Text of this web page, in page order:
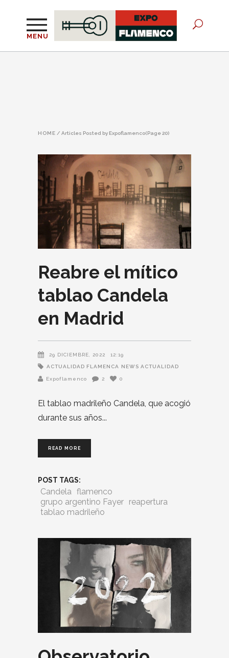
MENU
HOME / Articles Posted by Expoflamenco(Page 20)
Reabre el mítico
tablao Candela
en Madrid
29 DICIEMBRE, 2022 12:19
ACTUALIDAD FLAMENCA NEWS ACTUALIDAD
Expoflamenco 2 0
El tablao madrileño Candela, que acogió
durante sus años
READ MORE
POST TAGS:
Candela flamenco
grupo argentino Fayer reapertura
tablao madrileño